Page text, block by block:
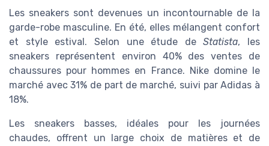
Les sneakers sont devenues un incontournable de la
garde-robe masculine. En été, elles mélangent confort
et style estival. Selon une étude deStatista, les
sneakers représentent environ 40% des ventes de
chaussures pour hommes en France. Nike domine le
marché avec 31% de part de marché, suivi par Adidas à
18%.
Les sneakers basses, idéales pour les journées
chaudes, offrent un large choix de matières et de